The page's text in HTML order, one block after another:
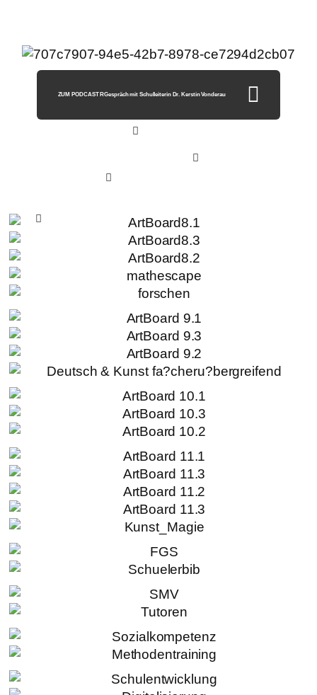
ZUM PODCAST RGespräch mit Schulleiterin Dr. Kerstin Vonderau